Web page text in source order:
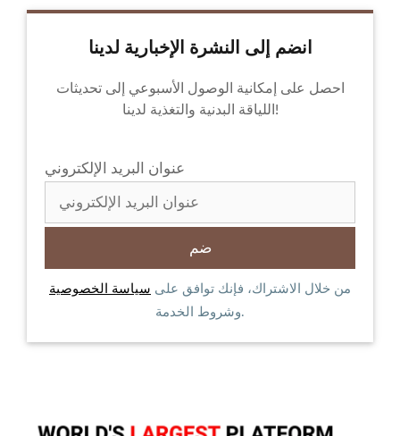
انضم إلى النشرة الإخبارية لدينا
احصل على إمكانية الوصول الأسبوعي إلى تحديثات
اللياقة البدنية والتغذية لدينا!
عنوان البريد الإلكتروني
من خلال الاشتراك، فإنك توافق على سياسة الخصوصية
وشروط الخدمة.